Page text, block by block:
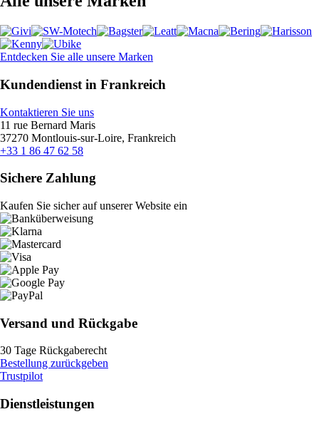
Entdecken Sie alle unsere Marken
Kundendienst in Frankreich
Kontaktieren Sie uns
11 rue Bernard Maris
37270 Montlouis-sur-Loire, Frankreich
+33 1 86 47 62 58
Sichere Zahlung
Kaufen Sie sicher auf unserer Website ein
Versand und Rückgabe
30 Tage Rückgaberecht
Bestellung zurückgeben
Trustpilot
Dienstleistungen